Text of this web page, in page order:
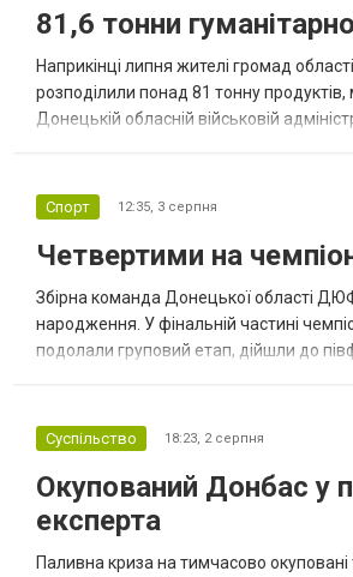
81,6 тонни
Наприкінці липня жителі громад
розподілили понад 81 тонну продуктів,
Донецькій обласній військовій
Спорт 12:35, 3 серпня
Четвертими на
Збірна команда Донецької області
народження. У фінальній частині
подолали груповий етап, дійшли до
Суспільство 18:23, 2 серпня
Окупований Донбас у
експерта
Паливна криза на тимчасово